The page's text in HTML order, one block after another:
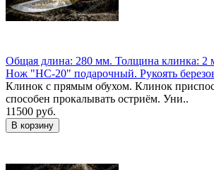
Общая длина: 280 мм. Толщина клинка: 2
Нож "НС-20" подарочный. Рукоять
Клинок с прямым обухом. Клинок
способен прокалывать остриём. Уни..
11500 руб.